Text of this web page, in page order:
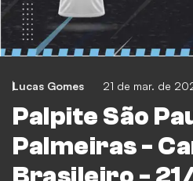
Lucas Gomes 21 de mar. de
Palpite São
Palmeiras -